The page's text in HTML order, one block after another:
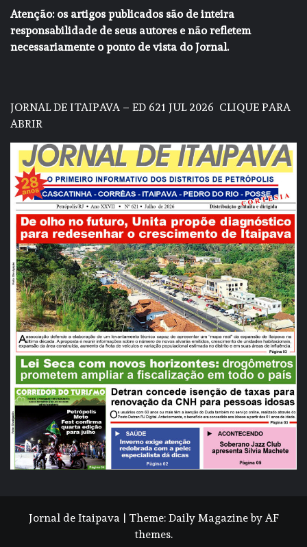
Atenção: os artigos publicados são de inteira
responsabilidade de seus autores e não refletem
necessariamente o ponto de vista do Jornal.
JORNAL DE ITAIPAVA – ED 621 JUL 2026 CLIQUE PARA
ABRIR
Jornal de Itaipava Theme: Daily Magazineby AF
themes.